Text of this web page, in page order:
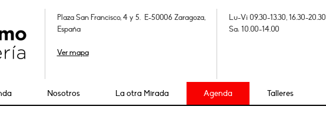
Plaza San Francisco, 4 y 5. E-50006 Zaragoza,
España
Ver mapa
Lu-Vi 09.30-13.30, 16.30-20.30
Sa: 10.00-14.00
Nosotros La otra Mirada Agenda Talleres